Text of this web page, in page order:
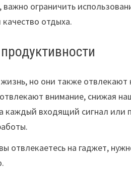
ограничить
отдыха.
но они также отвлекают
внимание, снижая
каждый входящий сигнал или
отвлекаетесь на гаджет,